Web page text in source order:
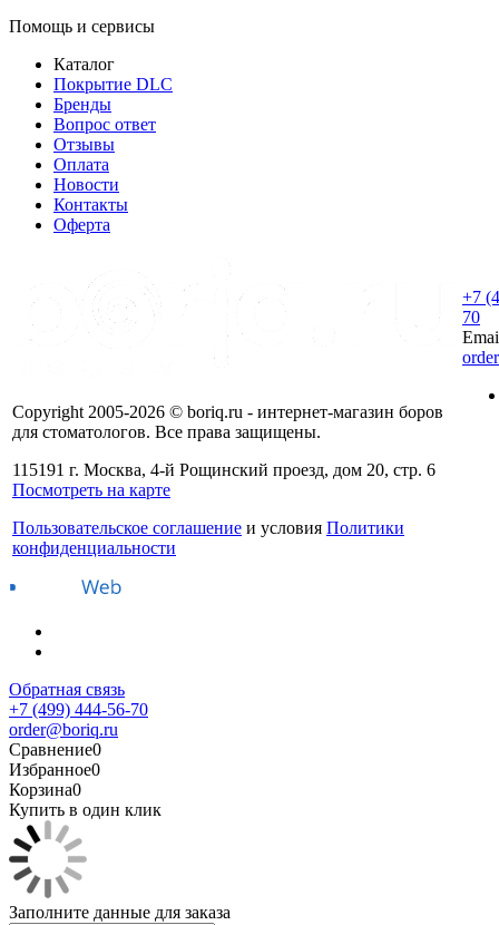
Помощь и сервисы
Каталог
Покрытие DLC
Бренды
Вопрос ответ
Отзывы
Оплата
Новости
Контакты
Оферта
Copyright 2005-2026 © boriq.ru - интернет-магазин боров
для стоматологов. Все права защищены.
115191 г. Москва, 4-й Рощинский проезд, дом 20, стр. 6
Посмотреть на карте
Пользовательское соглашение и условия Политики
конфиденциальности
+7
70
Обратная связь
+7 (499) 444-56-70
order@boriq.ru
Сравнение0
Избранное0
Корзина0
Купить в один клик
Заполните данные для заказа